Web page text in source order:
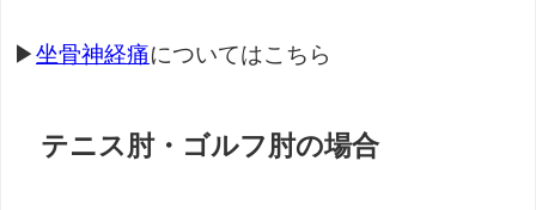
▶ 坐骨神経痛についてはこちら
テニス肘・ゴルフ肘の場合